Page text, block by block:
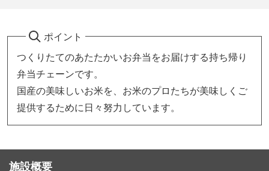
ポイント
つくりたてのあたたかいお弁当をお届けする持ち帰り
弁当チェーンです。
国産の美味しいお米を、お米のプロたちが美味しくご
提供するために日々努力しています。
施設概要